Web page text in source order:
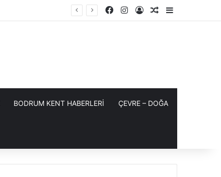
Facebook
InstagramKayıt OlRastgele Makale
BODRUM KENT HABERLERİ ÇEVRE – DOĞA